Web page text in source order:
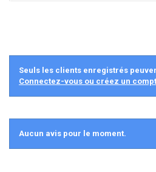
Seuls les clients enregistrés
Connectez-vous ou créez un
Aucun avis pour le moment.